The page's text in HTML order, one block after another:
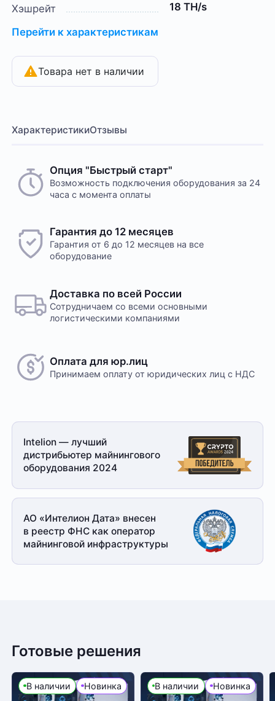
Хэшрейт
18 TH/s
Перейти к характеристикам
Товара нет в наличии
ХарактеристикиОтзывы
Опция "Быстрый старт"
Возможность подключения оборудования за 24
часа с момента оплаты
Гарантия до 12 месяцев
Гарантия от 6 до 12 месяцев на все
оборудование
Доставка по всей России
Сотрудничаем со всеми основными
логистическими компаниями
Оплата для юр.лиц
Принимаем оплату от юридических лиц с НДС
Intelion — лучший
дистрибьютер майнингового
оборудования 2024
АО «Интелион Дата» внесен
в реестр ФНС как оператор
майнинговой инфраструктуры
Готовые решения
В наличии Новинка В наличии Новинка